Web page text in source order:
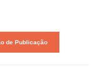
de Publicação